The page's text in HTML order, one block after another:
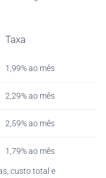
Taxa
1,99% ao mês
2,29% ao mês
2,59% ao mês
1,79% ao mês
custo total e